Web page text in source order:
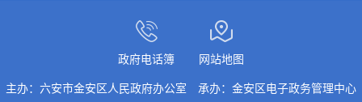
政府电话簿 网站地图
主办：六安市金安区人民政府办公室
承办：金安区电子政务管理中心